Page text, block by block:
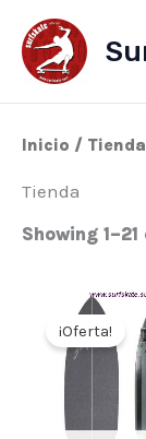
contenido
Inicio / Tienda
Tienda
Showing
¡Oferta!
El